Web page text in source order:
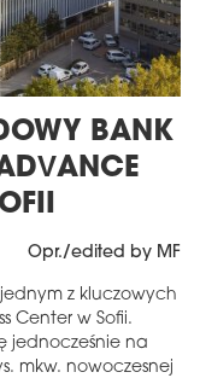
BANK
Opr./edited by MF
z kluczowych
Center w Sofii.
jednocześnie na
mkw. nowoczesnej